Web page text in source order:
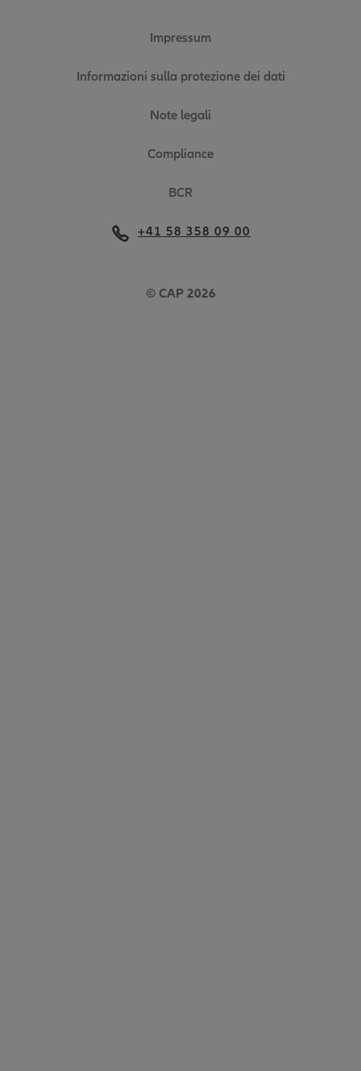
Impressum
Informazioni sulla protezione dei dati
Note legali
Compliance
BCR
© CAP 2026
+41 58 358 09 00